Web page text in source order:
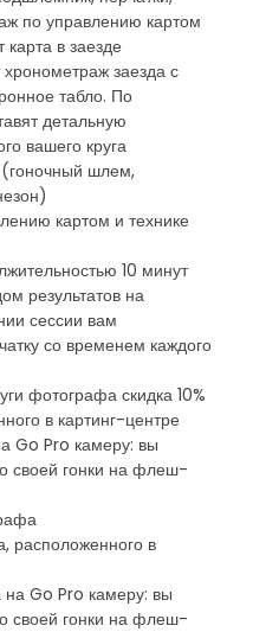
по управлению картом
карта в заезде
заезда с
табло. По
детальную
вашего круга
(гоночный шлем,
картом и технике
10 минут
результатов на
сессии вам
со временем каждого
фотографа скидка 10%
в картинг-центре
Go Pro камеру: вы
своей гонки на флеш-
расположенного в
на Go Pro камеру: вы
своей гонки на флеш-